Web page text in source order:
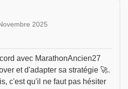
2025
avec MarathonAncien27
et d'adapter sa stratégie 🚀.
c'est qu'il ne faut pas hésiter